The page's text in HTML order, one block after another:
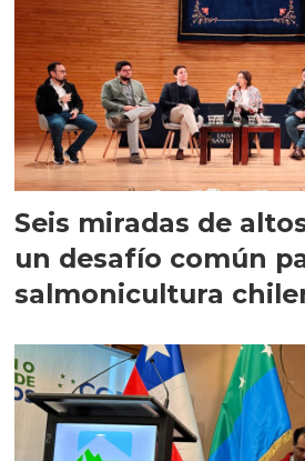
Seis miradas de
un desafío común
salmonicultura